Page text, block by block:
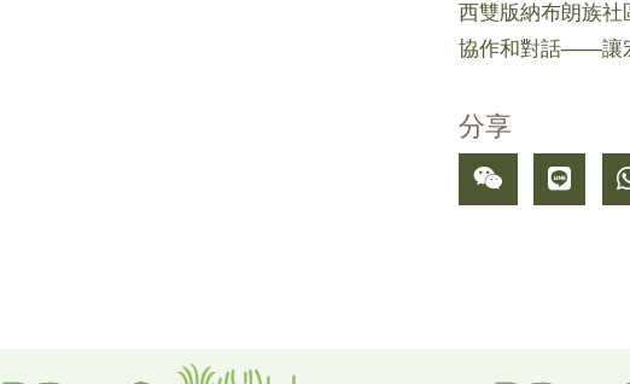
西雙版納布朗族社
協作和對話——讓
分享